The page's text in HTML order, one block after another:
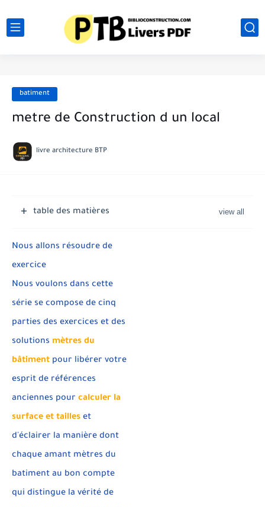
batiment
metre de Construction d un local
livre architecture BTP
table des matières
Nous allons résoudre de
exercice
Nous voulons dans cette
série se compose de cinq
parties des exercices et des
solutions mètres du
bâtiment pour libérer votre
esprit de références
anciennes pour calculer la
surface et tailles et
d'éclairer la manière dont
chaque amant mètres du
batiment au bon compte
qui distingue la vérité de